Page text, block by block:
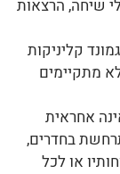
שיחה, הרצאות
קליניקות
מתקיימים
אחראית
בחדרים,
או לכל